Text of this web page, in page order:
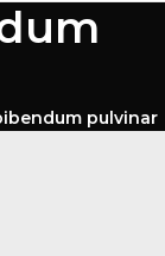
pulvinar